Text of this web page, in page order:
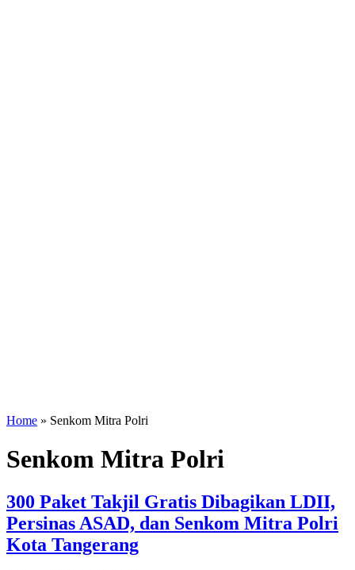
Home » Senkom Mitra Polri
Senkom Mitra Polri
300 Paket Takjil Gratis Dibagikan LDII,
Persinas ASAD, dan Senkom Mitra Polri
Kota Tangerang